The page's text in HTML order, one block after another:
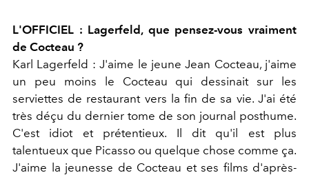
L'OFFICIEL : Lagerfeld, que pensez-vous vraiment
de Cocteau ?
Karl Lagerfeld : J'aime le jeune Jean Cocteau, j'aime
un peu moins le Cocteau qui dessinait sur les
serviettes de restaurant vers la fin de sa vie. J'ai été
très déçu du dernier tome de son journal posthume.
C'est idiot et prétentieux. Il dit qu'il est plus
talentueux que Picasso ou quelque chose comme ça.
J'aime la jeunesse de Cocteau et ses films d'après-